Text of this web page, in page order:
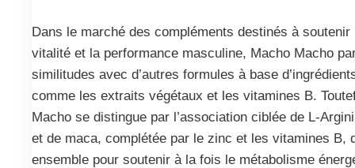
Dans le marché des compléments destinés à soutenir
vitalité et la performance masculine, Macho Macho
similitudes avec d’autres formules à base
comme les extraits végétaux et les vitamines B.
Macho se distingue par l’association ciblée de L-
et de maca, complétée par le zinc et les vitamines B,
ensemble pour soutenir à la fois le métabolisme